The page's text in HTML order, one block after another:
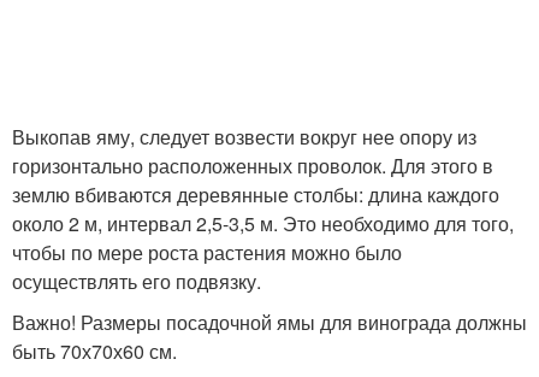
Выкопав яму, следует возвести вокруг нее опору из
горизонтально расположенных проволок. Для этого в
землю вбиваются деревянные столбы: длина каждого
около 2 м, интервал 2,5-3,5 м. Это необходимо для того,
чтобы по мере роста растения можно было
осуществлять его подвязку.
Важно! Размеры посадочной ямы для винограда должны
быть 70х70х60 см.